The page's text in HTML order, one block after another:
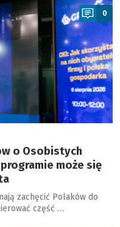
0
o Osobistych
może się
zachęcić Polaków do
część …